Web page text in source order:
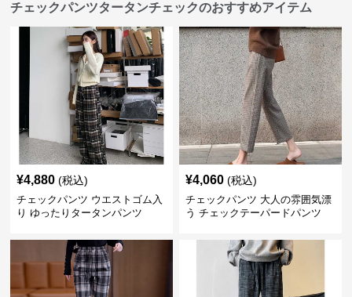
チェックパンツタータンチェックのおすすめアイテム
¥4,880 (税込)
チェックパンツ ウエストゴム入
り ゆったりタータンパンツ
¥4,060 (税込)
チェックパンツ 大人の雰囲気漂
う チェックテーパードパンツ